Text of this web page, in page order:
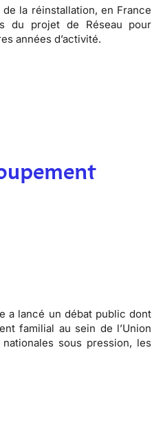
la réinstallation, en France
du projet de Réseau pour
années d’activité.
a lancé un débat public dont
familial au sein de l’Union
sous pression, les